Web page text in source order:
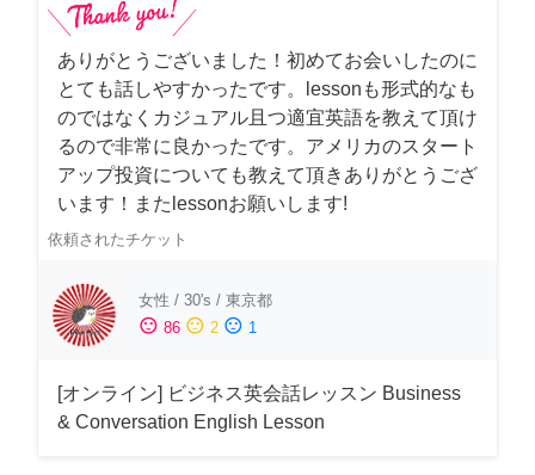
ありがとうございました！初めてお会いしたのに
とても話しやすかったです。lessonも形式的なも
のではなくカジュアル且つ適宜英語を教えて頂け
るので非常に良かったです。アメリカのスタート
アップ投資についても教えて頂きありがとうござ
います！またlessonお願いします!
依頼されたチケット
女性 / 30's / 東京都
sentiment_satisfied 86 sentiment_neutral 2 sentiment_dissatisfied 1
[オンライン] ビジネス英会話レッスン Business
& Conversation English Lesson